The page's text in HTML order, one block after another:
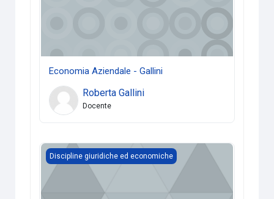
Economia Aziendale - Gallini
Roberta Gallini
Docente
Podobnich
Discipline giuridiche ed economiche